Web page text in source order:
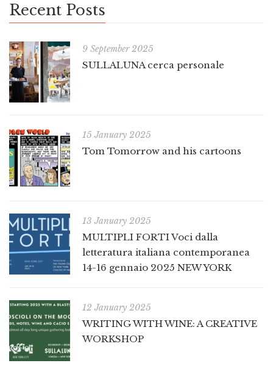
Recent Posts
9 September 2025
SULLALUNA cerca personale
15 January 2025
Tom Tomorrow and his cartoons
13 January 2025
MULTIPLI FORTI Voci dalla
letteratura italiana contemporanea
14-16 gennaio 2025 NEW YORK
12 January 2025
WRITING WITH WINE: A CREATIVE
WORKSHOP